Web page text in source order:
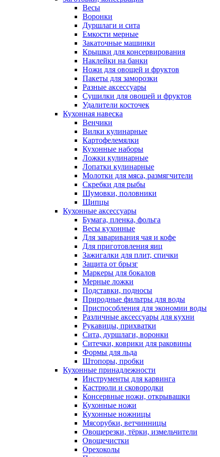
Весы
Воронки
Дуршлаги и сита
Емкости мерные
Закаточные машинки
Крышки для консервирования
Наклейки на банки
Ножи для овощей и фруктов
Пакеты для заморозки
Разные аксессуары
Сушилки для овощей и фруктов
Удалители косточек
Кухонная навеска
Венчики
Вилки кулинарные
Картофелемялки
Кухонные наборы
Ложки кулинарные
Лопатки кулинарные
Молотки для мяса, размягчители
Скребки для рыбы
Шумовки, половники
Щипцы
Кухонные аксессуары
Бумага, пленка, фольга
Весы кухонные
Для заваривания чая и кофе
Для приготовления яиц
Зажигалки для плит, спички
Защита от брызг
Маркеры для бокалов
Мерные ложки
Подставки, подносы
Природные фильтры для воды
Приспособления для экономии воды
Различные аксессуары для кухни
Рукавицы, прихватки
Сита, дуршлаги, воронки
Ситечки, коврики для раковины
Формы для льда
Штопоры, пробки
Кухонные принадлежности
Инструменты для карвинга
Кастрюли и сковородки
Консервные ножи, открывашки
Кухонные ножи
Кухонные ножницы
Мясорубки, ветчинницы
Овощерезки, тёрки, измельчители
Овощечистки
Орехоколы